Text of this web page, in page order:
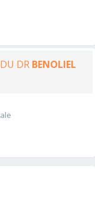
DR BENOLIEL